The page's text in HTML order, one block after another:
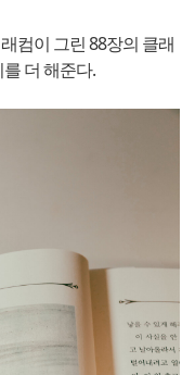
컴이 그린 88장의 클래
더 해준다.